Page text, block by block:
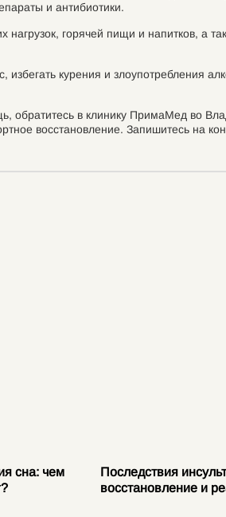
и антибиотики.
нагрузок, горячей пищи и напитков, а
курения и злоупотребления
обратитесь в клинику ПримаМед во
восстановление. Запишитесь на
сна: чем
Последствия
восстановление и